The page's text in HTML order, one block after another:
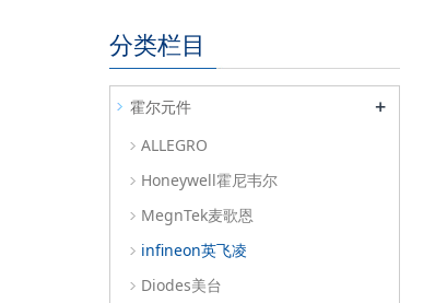
分类栏目
霍尔元件 +
ALLEGRO
Honeywell霍尼韦尔
MegnTek麦歌恩
infineon英飞凌
Diodes美台